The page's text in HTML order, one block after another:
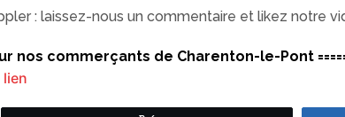
: laissez-nous un commentaire et likez notre
nos commerçants de Charenton-le-Pont